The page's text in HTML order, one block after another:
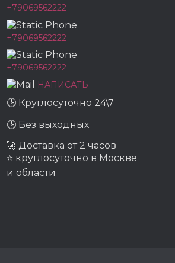
+79069562222
+79069562222
+79069562222
НАПИСАТЬ
🕒 Круглосуточно 24\7
🕒 Без выходных
🚀 Доставка от 2 часов
⭐ круглосуточно в Москве
и области